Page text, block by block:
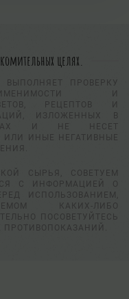
целях.
ПРОВЕРКУ
И
РЕЦЕПТОВ И
ИЗЛОЖЕННЫХ В
И НЕ НЕСЕТ
ИЛИ ИНЫЕ НЕГАТИВНЫЕ
СЫРЬЯ, СОВЕТУЕМ
С ИНФОРМАЦИЕЙ О
ИСПОЛЬЗОВАНИЕМ,
КАКИХ-ЛИБО
ПОСОВЕТУЙТЕСЬ
ПРОТИВОПОКАЗАНИЙ.